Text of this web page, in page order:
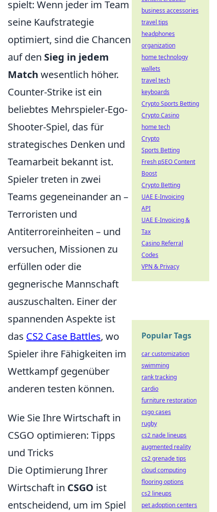
spielt: Wenn jeder im Team
seine Kaufstrategie
optimiert, sind die Chancen
auf den Sieg in jedem
Match wesentlich höher.
Counter-Strike ist ein
beliebtes Mehrspieler-Ego-
Shooter-Spiel, das für
strategisches Denken und
Teamarbeit bekannt ist.
Spieler treten in zwei
Teams gegeneinander an –
Terroristen und
Antiterroreinheiten – und
versuchen, Missionen zu
erfüllen oder die
gegnerische Mannschaft
auszuschalten. Einer der
spannenden Aspekte ist
das CS2 Case Battles, wo
Spieler ihre Fähigkeiten im
Wettkampf gegenüber
anderen testen können.
Wie Sie Ihre Wirtschaft in
CSGO optimieren: Tipps
und Tricks
Die Optimierung Ihrer
Wirtschaft in CSGO ist
entscheidend, um im Spiel
business accessories
travel tips
headphones
organization
home technology
wallets
travel tech
keyboards
Crypto Sports Betting
Crypto Casino
home tech
Crypto
Sports Betting
Fresh pSEO Content
Boost
Crypto Betting
UAE E-Invoicing
API
UAE E-Invoicing &
Tax
Casino Referral
Codes
VPN & Privacy
Popular Tags
car customization
swimming
rank tracking
cardio
furniture restoration
csgo cases
rugby
cs2 nade lineups
augmented reality
cs2 grenade tips
cloud computing
flooring options
cs2 lineups
pet adoption centers